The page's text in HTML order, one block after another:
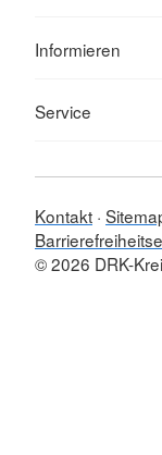
Informieren
Service
Kontakt
© 2026 DRK-